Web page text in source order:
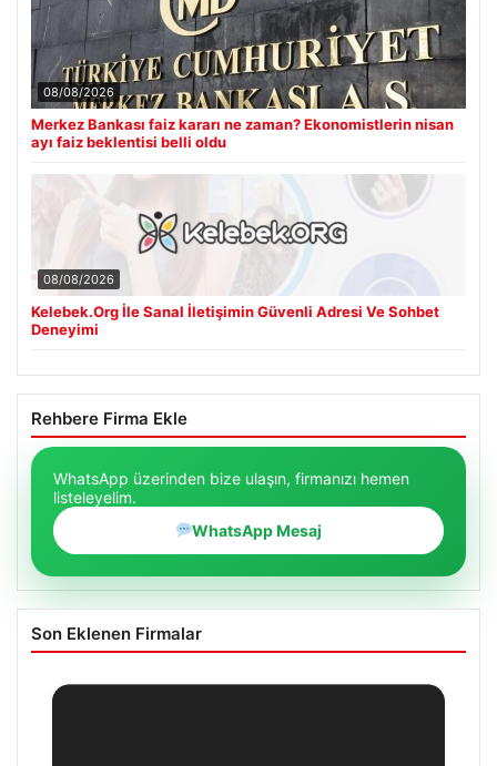
08/08/2026
Merkez Bankası faiz kararı ne zaman? Ekonomistlerin nisan
ayı faiz beklentisi belli oldu
08/08/2026
Kelebek.Org İle Sanal İletişimin Güvenli Adresi Ve Sohbet
Deneyimi
Rehbere Firma Ekle
WhatsApp üzerinden bize ulaşın, firmanızı hemen
listeleyelim.
WhatsApp Mesaj
Son Eklenen Firmalar